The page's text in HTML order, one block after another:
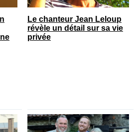
Le chanteur Jean Leloup
révèle un détail sur sa vie
privée